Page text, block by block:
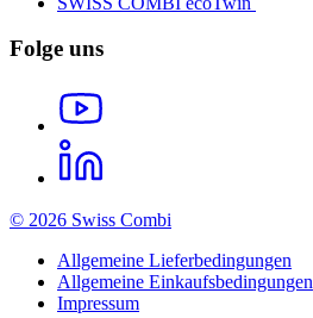
Folge uns
© 2026 Swiss Combi
Allgemeine Lieferbedingungen
Allgemeine Einkaufsbedingungen
Impressum